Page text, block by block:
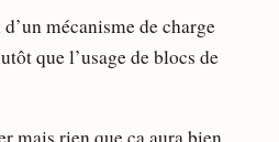
mécanisme de charge
que l’usage de blocs de